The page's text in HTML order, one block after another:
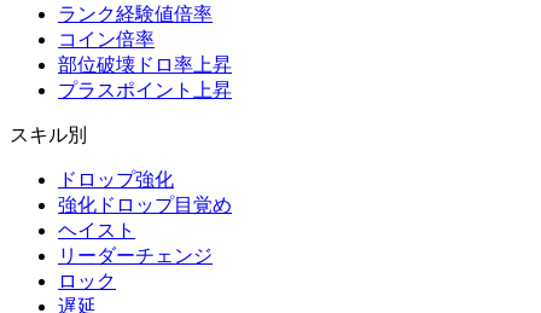
ランク経験値倍率
コイン倍率
部位破壊ドロ率上昇
プラスポイント上昇
スキル別
ドロップ強化
強化ドロップ目覚め
ヘイスト
リーダーチェンジ
ロック
遅延